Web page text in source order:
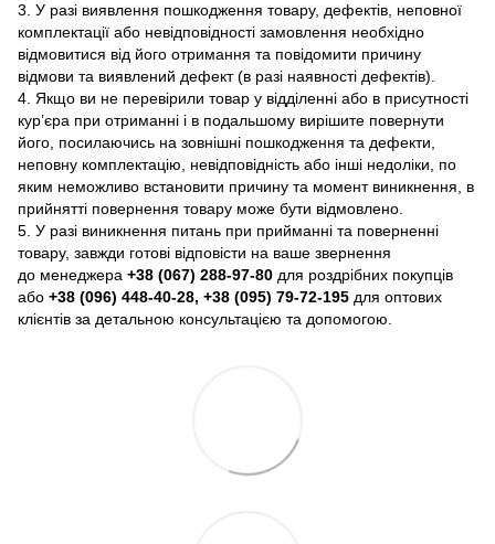
3. У разі виявлення пошкодження товару, дефектів, неповної
комплектації або невідповідності замовлення необхідно
відмовитися від його отримання та повідомити причину
відмови та виявлений дефект (в разі наявності дефектів).
4. Якщо ви не перевірили товар у відділенні або в присутності
кур’єра при отриманні і в подальшому вирішите повернути
його, посилаючись на зовнішні пошкодження та дефекти,
неповну комплектацію, невідповідність або інші недоліки, по
яким неможливо встановити причину та момент виникнення, в
прийнятті повернення товару може бути відмовлено.
5. У разі виникнення питань при прийманні та поверненні
товару, завжди готові відповісти на ваше звернення
до менеджера +38 (067) 288-97-80 для роздрібних покупців
або +38 (096) 448-40-28, +38 (095) 79-72-195 для оптових
клієнтів за детальною консультацією та допомогою.